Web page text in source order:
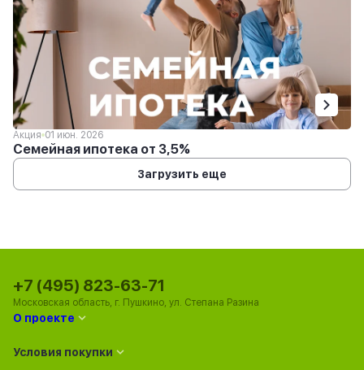
Акция 01 июн. 2026
Семейная ипотека от 3,5%
Загрузить еще
О проекте
Условия покупки
+7 (495) 823-63-71
Московская область, г. Пушкино, ул. Степана Разина